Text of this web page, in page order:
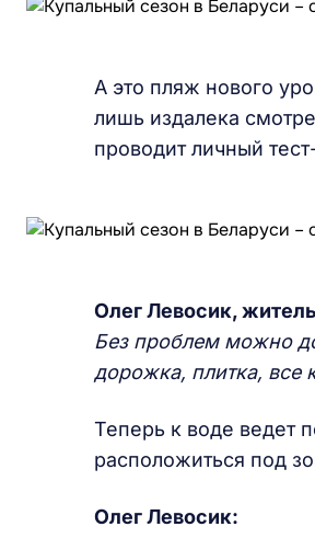
А это пляж нового
лишь издалека
проводит личный
Олег Левосик,
Без проблем можно
дорожка, плитка, все
Теперь к воде ведет
расположиться под
Олег Левосик: